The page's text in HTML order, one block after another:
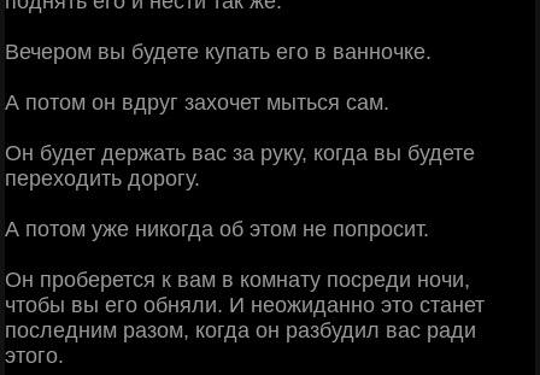
Вечером вы будете купать его в ванночке.
А потом он вдруг захочет мыться сам.
Он будет держать вас за руку, когда вы будете
переходить дорогу.
А потом уже никогда об этом не попросит.
Он проберется к вам в комнату посреди ночи,
чтобы вы его обняли. И неожиданно это станет
последним разом, когда он разбудил вас ради
этого.